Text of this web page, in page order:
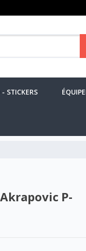
STICKERS
P-